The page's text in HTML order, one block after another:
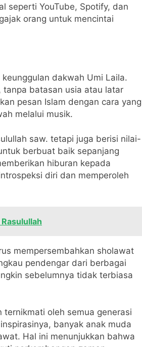
seperti YouTube, Spotify, dan
orang untuk mencintai
dakwah Umi Laila.
tanpa batasan usia atau latar
pesan Islam dengan cara yang
melalui musik.
saw. tetapi juga berisi nilai-
berbuat baik sepanjang
hiburan kepada
diri dan memperoleh
mempersembahkan sholawat
pendengar dari berbagai
sebelumnya tidak terbiasa
oleh semua generasi
banyak anak muda
Hal ini menunjukkan bahwa